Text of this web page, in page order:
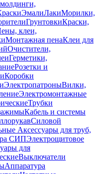
ЭмалиЛакиМорилки,
ГрунтовкиКраски,
клеи,
Монтажная пенаКлеи для
Очистители,
Герметики,
Розетки и
Коробки
ЭлектропатроныВилки,
Электромонтажные
Трубки
Кабель и системы
Силовой
Аксессуары для труб,
СИПЭлектрощитовое
для
Выключатели
Аппаратура